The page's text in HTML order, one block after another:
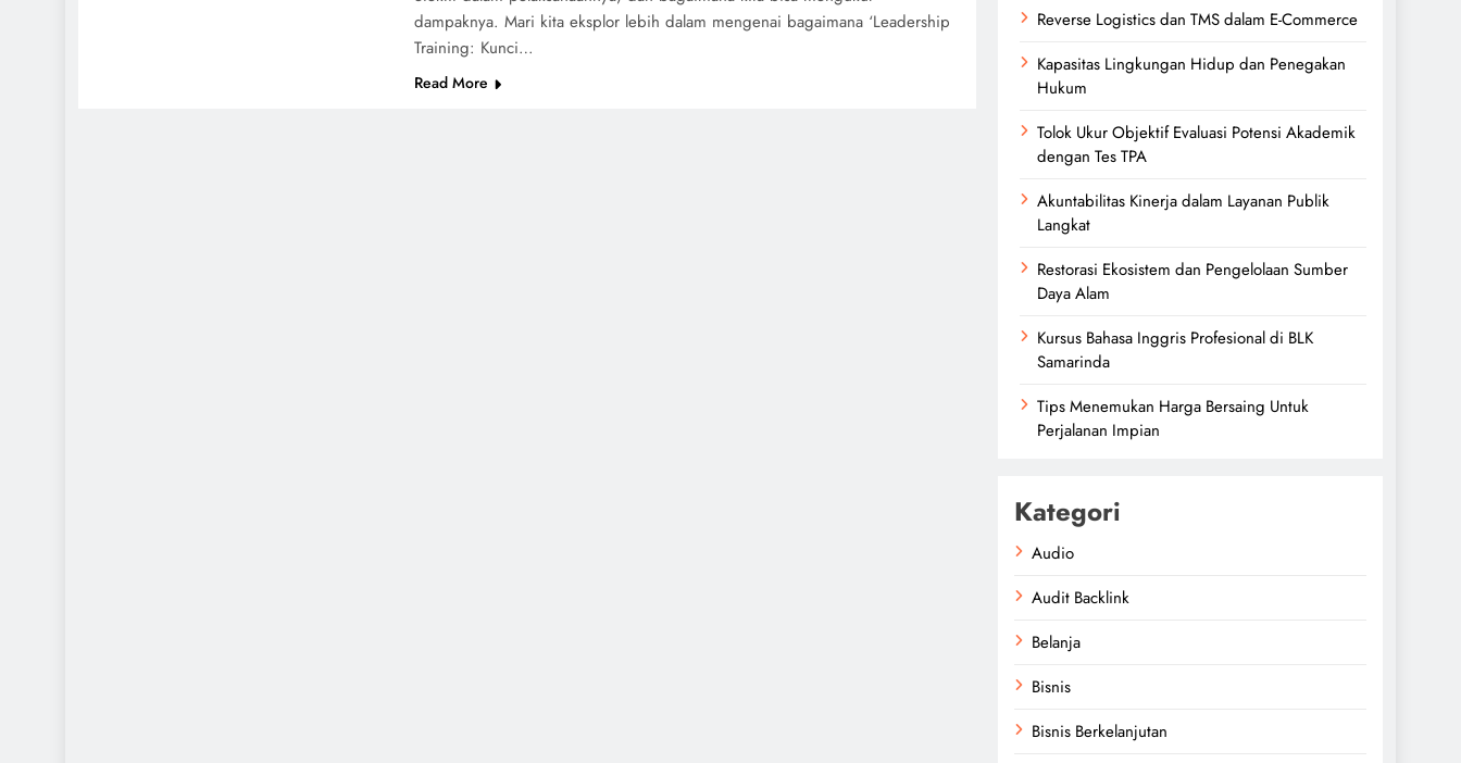
dampaknya. Mari kita eksplor lebih dalam mengenai bagaimana ‘Leadership
Training: Kunci…
Read More
Reverse Logistics dan TMS dalam E-Commerce
Kapasitas Lingkungan Hidup dan Penegakan
Hukum
Tolok Ukur Objektif Evaluasi Potensi Akademik
dengan Tes TPA
Akuntabilitas Kinerja dalam Layanan Publik
Langkat
Restorasi Ekosistem dan Pengelolaan Sumber
Daya Alam
Kursus Bahasa Inggris Profesional di BLK
Samarinda
Tips Menemukan Harga Bersaing Untuk
Perjalanan Impian
Kategori
Audio
Audit Backlink
Belanja
Bisnis
Bisnis Berkelanjutan